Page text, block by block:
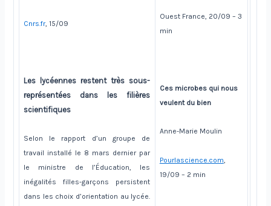
Ouest France, 20/09 – 3
min
Ces microbes qui nous
veulent du bien
Anne-Marie Moulin
Pourlascience.com
19/09 – 2 min
Cnrs.fr, 15/09
Les lycéennes restent très sous-
représentées dans les filières
scientifiques
Selon le rapport d’un groupe de
travail installé le 8 mars dernier par
le ministre de l’Éducation, les
inégalités filles-garçons persistent
dans les choix d’orientation au lycée.